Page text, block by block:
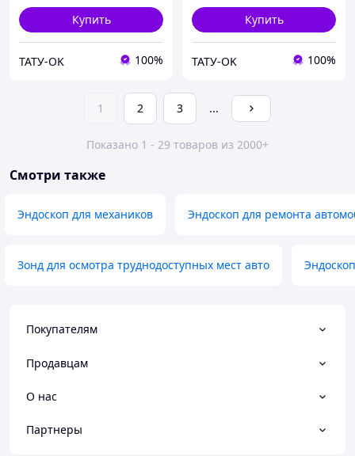
Купить
ТАТУ-OK 100%
Купить
ТАТУ-OK 100%
1 2 3 ...
Показано 1 - 29 товаров из 2000+
Смотри также
Эндоскоп для механиков Эндоскоп для ремонта
Зонд для осмотра труднодоступных мест авто
Покупателям
Продавцам
О нас
Партнеры